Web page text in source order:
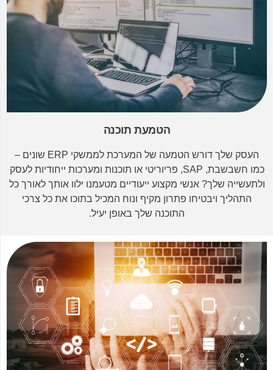
הטמעת תוכנה
העסק שלך דורש הטמעה של המערכת לממשקי ERP שונים –
כמו חשבשבת, SAP, פריוריטי או תוכנות ומערכות ייחודיות לעסק
ולתעשייה שלך? אנשי מקצוע ייעודיים מטעמנו ילוו אותך לאורך כל
התהליך ויבטיחו פתרון מקיף ונוח המכיל בתוכו את כל צרכי
התוכנה שלך באופן יעיל.